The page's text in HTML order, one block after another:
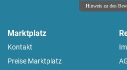
Hinweis zu den
Marktplatz
Kontakt
Preise Marktplatz